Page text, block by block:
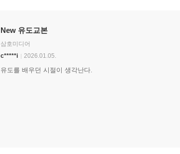
New 유도교본
삼호미디어
c*****i
2026.01.05.
유도를 배우던 시절이 생각난다.